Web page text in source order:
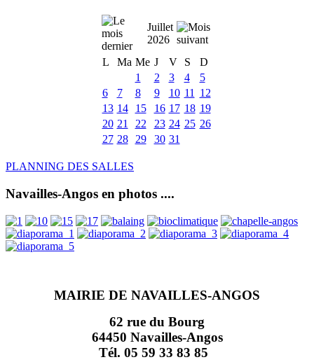
Juillet
2026
L
Ma Me J V S
D
1
2 3 4
5
6
7 8 9 10 11
12
13 14 15 16 17 18 19
20 21 22 23 24 25 26
27 28 29 30 31
PLANNING DES SALLES
Navailles-Angos en photos ....
MAIRIE DE NAVAILLES-ANGOS
62 rue du Bourg
64450 Navailles-Angos
Tél. 05 59 33 83 85